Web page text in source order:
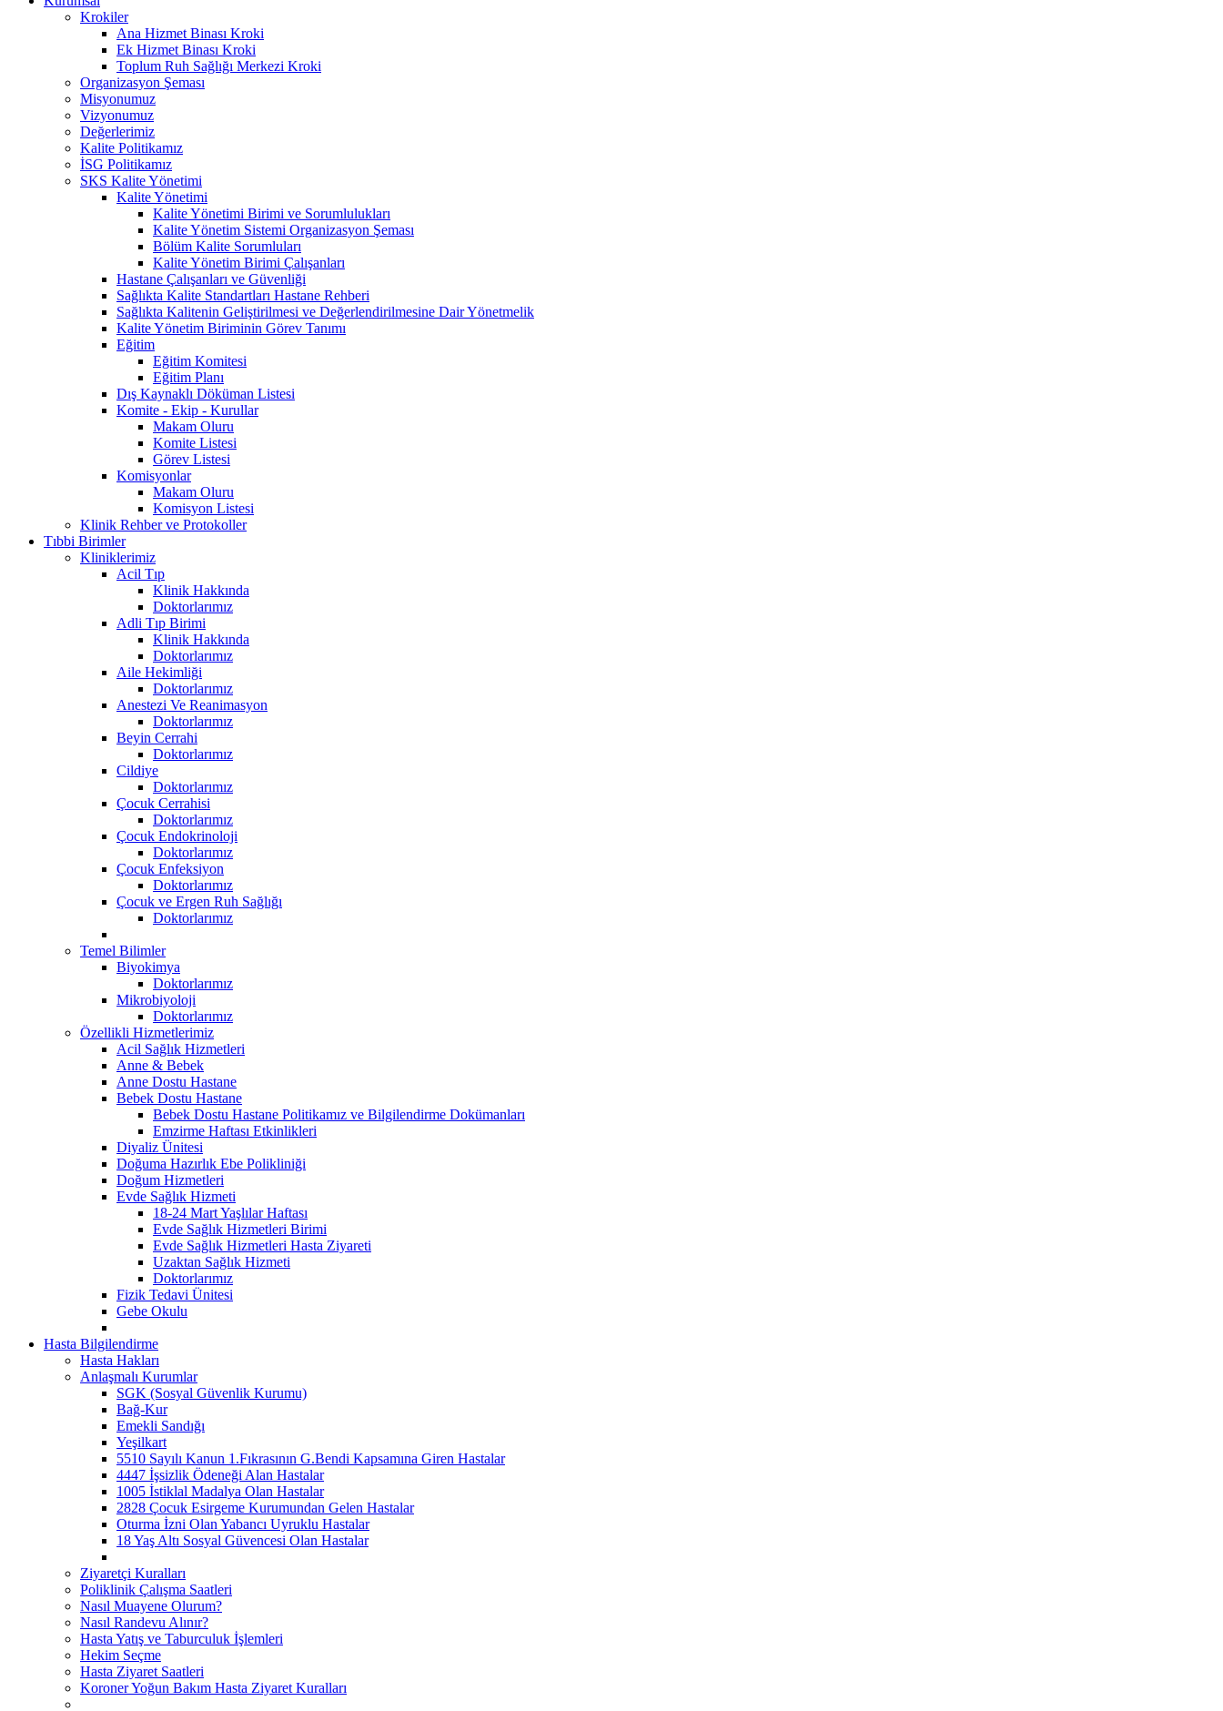
Krokiler
Ana Hizmet Binası Kroki
Ek Hizmet Binası Kroki
Toplum Ruh Sağlığı Merkezi Kroki
Organizasyon Şeması
Misyonumuz
Vizyonumuz
Değerlerimiz
Kalite Politikamız
İSG Politikamız
SKS Kalite Yönetimi
Kalite Yönetimi
Kalite Yönetimi Birimi ve Sorumlulukları
Kalite Yönetim Sistemi Organizasyon Şeması
Bölüm Kalite Sorumluları
Kalite Yönetim Birimi Çalışanları
Hastane Çalışanları ve Güvenliği
Sağlıkta Kalite Standartları Hastane Rehberi
Sağlıkta Kalitenin Geliştirilmesi ve Değerlendirilmesine Dair Yönetmelik
Kalite Yönetim Biriminin Görev Tanımı
Eğitim
Eğitim Komitesi
Eğitim Planı
Dış Kaynaklı Döküman Listesi
Komite - Ekip - Kurullar
Makam Oluru
Komite Listesi
Görev Listesi
Komisyonlar
Makam Oluru
Komisyon Listesi
Klinik Rehber ve Protokoller
Tıbbi Birimler
Kliniklerimiz
Acil Tıp
Klinik Hakkında
Doktorlarımız
Adli Tıp Birimi
Klinik Hakkında
Doktorlarımız
Aile Hekimliği
Doktorlarımız
Anestezi Ve Reanimasyon
Doktorlarımız
Beyin Cerrahi
Doktorlarımız
Cildiye
Doktorlarımız
Çocuk Cerrahisi
Doktorlarımız
Çocuk Endokrinoloji
Doktorlarımız
Çocuk Enfeksiyon
Doktorlarımız
Çocuk ve Ergen Ruh Sağlığı
Doktorlarımız
Temel Bilimler
Biyokimya
Doktorlarımız
Mikrobiyoloji
Doktorlarımız
Özellikli Hizmetlerimiz
Acil Sağlık Hizmetleri
Anne & Bebek
Anne Dostu Hastane
Bebek Dostu Hastane
Bebek Dostu Hastane Politikamız ve Bilgilendirme Dokümanları
Emzirme Haftası Etkinlikleri
Diyaliz Ünitesi
Doğuma Hazırlık Ebe Polikliniği
Doğum Hizmetleri
Evde Sağlık Hizmeti
18-24 Mart Yaşlılar Haftası
Evde Sağlık Hizmetleri Birimi
Evde Sağlık Hizmetleri Hasta Ziyareti
Uzaktan Sağlık Hizmeti
Doktorlarımız
Fizik Tedavi Ünitesi
Gebe Okulu
Hasta Bilgilendirme
Hasta Hakları
Anlaşmalı Kurumlar
SGK (Sosyal Güvenlik Kurumu)
Bağ-Kur
Emekli Sandığı
Yeşilkart
5510 Sayılı Kanun 1.Fıkrasının G.Bendi Kapsamına Giren Hastalar
4447 İşsizlik Ödeneği Alan Hastalar
1005 İstiklal Madalya Olan Hastalar
2828 Çocuk Esirgeme Kurumundan Gelen Hastalar
Oturma İzni Olan Yabancı Uyruklu Hastalar
18 Yaş Altı Sosyal Güvencesi Olan Hastalar
Ziyaretçi Kuralları
Poliklinik Çalışma Saatleri
Nasıl Muayene Olurum?
Nasıl Randevu Alınır?
Hasta Yatış ve Taburculuk İşlemleri
Hekim Seçme
Hasta Ziyaret Saatleri
Koroner Yoğun Bakım Hasta Ziyaret Kuralları